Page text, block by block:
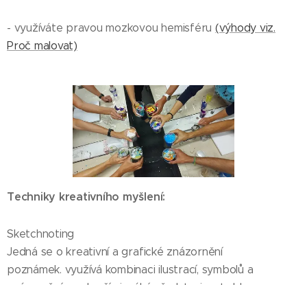
- využíváte pravou mozkovou hemisféru (výhody viz.
Proč malovat)
Techniky kreativního myšlení:
Sketchnoting
Jedná se o kreativní a grafické znázornění
poznámek. využívá kombinaci ilustrací, symbolů a